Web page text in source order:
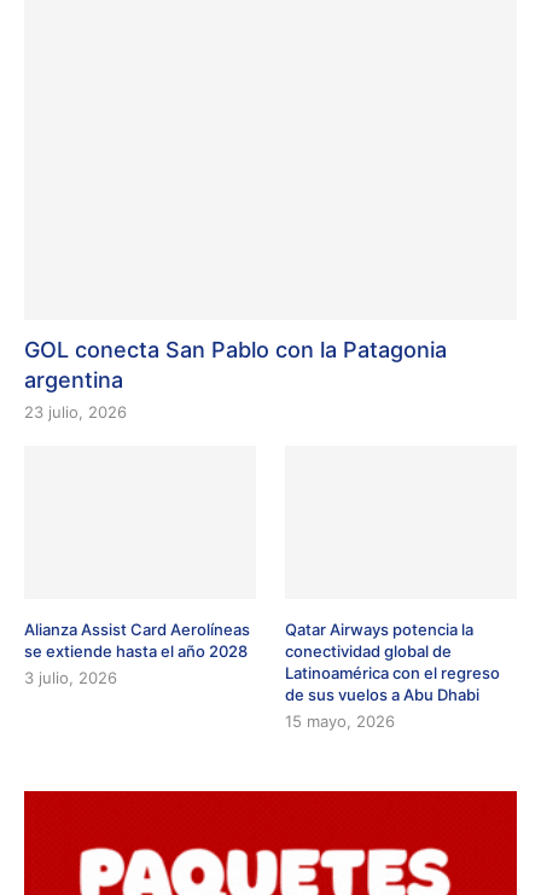
GOL conecta San Pablo con la Patagonia
argentina
23 julio, 2026
Alianza Assist Card Aerolíneas
se extiende hasta el año 2028
3 julio, 2026
Qatar Airways potencia la
conectividad global de
Latinoamérica con el regreso
de sus vuelos a Abu Dhabi
15 mayo, 2026